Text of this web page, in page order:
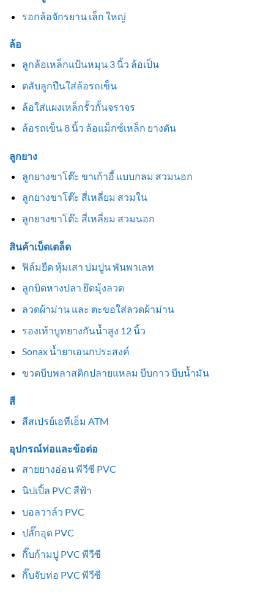
รอกล้อจักรยาน เล็ก ใหญ่
ล้อ
ลูกล้อเหล็กแป้นหมุน 3 นิ้ว ล้อเป็น
ตลับลูกปืนใส่ล้อรถเข็น
ล้อใส่แผงเหล็กรั้วกั้นจราจร
ล้อรถเข็น 8 นิ้ว ล้อแม็กซ์เหล็ก ยางตัน
ลูกยาง
ลูกยางขาโต๊ะ ขาเก้าอี้ แบบกลม สวมนอก
ลูกยางขาโต๊ะ สี่เหลี่ยม สวมใน
ลูกยางขาโต๊ะ สี่เหลี่ยม สวมนอก
สินค้าเบ็ดเตล็ด
ฟิล์มยืด หุ้มเสา บ่มปูน พันพาเลท
ลูกบิดหางปลา ยึดมุ้งลวด
ลวดผ้าม่าน และ ตะขอใส่ลวดผ้าม่าน
รองเท้าบูทยางกันน้ำสูง 12 นิ้ว
Sonax น้ำยาเอนกประสงค์
ขวดบีบพลาสติกปลายแหลม บีบกาว บีบน้ำมัน
สี
สีสเปรย์เอทีเอ็ม ATM
อุปกรณ์ท่อและข้อต่อ
สายยางอ่อน พีวีซี PVC
นิปเปิ้ล PVC สีฟ้า
บอลวาล์ว PVC
ปลั๊กอุด PVC
กิ๊บก้ามปู PVC พีวีซี
กิ๊บจับท่อ PVC พีวีซี